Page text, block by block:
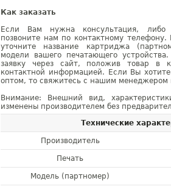
Как заказать
Если Вам нужна консультация, либо
позвоните нам по контактному
уточните название картриджа
модели вашего печатающего
заявку через сайт, положив товар в
контактной информацией. Если Вы
оптом, то свяжитесь с нашим
Внимание: Внешний вид,
изменены производителем без
Технические
Производитель
Печать
Модель (партномер)